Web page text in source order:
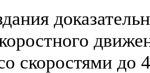
скоростями до